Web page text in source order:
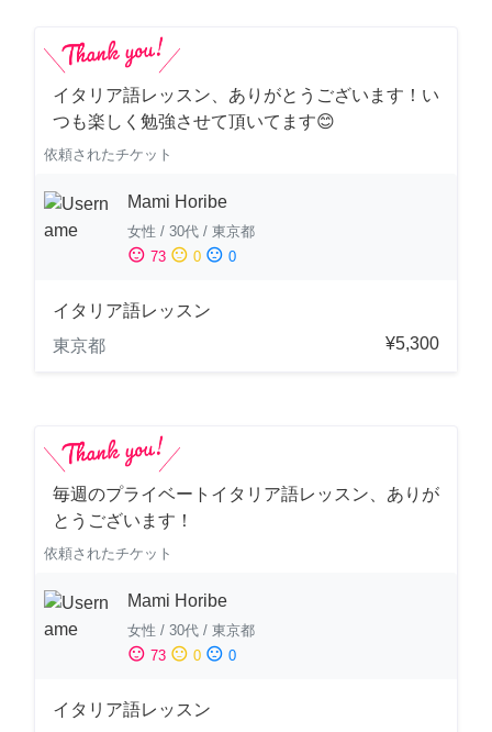
イタリア語レッスン、ありがとうございます！い
つも楽しく勉強させて頂いてます😊
依頼されたチケット
Mami Horibe
女性 / 30代 / 東京都
sentiment_satisfied 73 sentiment_neutral 0 sentiment_dissatisfied 0
イタリア語レッスン
東京都
¥5,300
毎週のプライベートイタリア語レッスン、ありが
とうございます！
依頼されたチケット
Mami Horibe
女性 / 30代 / 東京都
sentiment_satisfied 73 sentiment_neutral 0 sentiment_dissatisfied 0
イタリア語レッスン